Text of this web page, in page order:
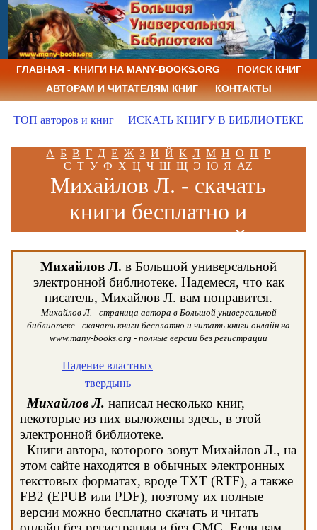
ГЛАВНАЯ - КНИГИ НА MANY-BOOKS.ORG
ПОИСК КНИГ
АВТОРАМ И ЧИТАТЕЛЯМ КНИГ
КОНТАКТЫ
ТОП авторов и книг ИСКАТЬ КНИГУ В БИБЛИОТЕКЕ
А Б В Г Д Е Ж З И Й К Л М Н О П Р
С Т У Ф Х Ц Ч Ш Щ Э Ю Я AZ
Михайлов Л. - скачать
книги бесплатно и
читать книги онлайн
Михайлов Л. в Большой универсальной
электронной библиотеке. Надемеся, что как
писатель, Михайлов Л. вам понравится.
Михайлов Л. - страница автора в Большой универсальной
библиотеке - скачать книги бесплатно и читать книги онлайн на
www.many-books.org - полные версии без регистрации
Падение властных
твердынь
Михайлов Л. написал несколько книг,
некоторые из них выложены здесь, в этой
электронной библиотеке.
Книги автора, которого зовут Михайлов Л., на
этом сайте находятся в обычных электронных
текстовых форматах, вроде TXT (RTF), а также
FB2 (EPUB или PDF), поэтому их полные
версии можно бесплатно скачать и читать